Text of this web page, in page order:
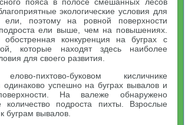
экологические условия для
ели, поэтому на ровной поверхности
ели выше, чем на повышениях.
обостренная конкуренция на буграх с
которые находят здесь наиболее
для своего развития.
пихтово-буковом кисличнике
одинаково успешно на буграх вывалов и
На валеже обнаружено
количество подроста пихты. Взрослые
буграм вывалов.